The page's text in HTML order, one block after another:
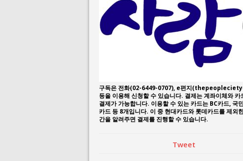
구독은 전화(02-6449-0707), e편지
등을 이용해 신청할 수 있습니다. 결제는 계좌이체와
결제가 가능합니다. 이용할 수 있는 카드는 BC카드, 국
카드 등 8개입니다. 이 중 현대카드와 롯데카드를 제외
간을 알려주면 결제를 진행할 수 있습니다.
Tweet